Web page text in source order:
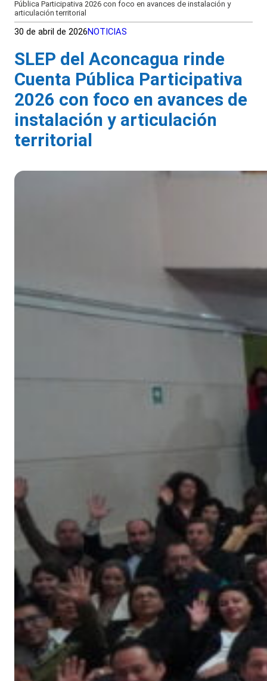
Pública Participativa 2026 con foco en avances de instalación y
articulación territorial
30 de abril de 2026NOTICIAS
SLEP del Aconcagua rinde
Cuenta Pública Participativa
2026 con foco en avances de
instalación y articulación
territorial